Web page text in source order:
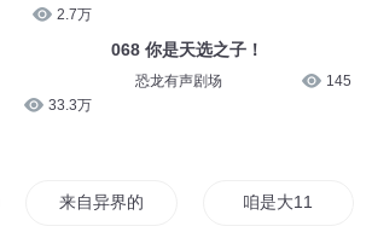
2.7万
33.3万
068 你是天选之子！
恐龙有声剧场 145
来自异界的11 咱是大11